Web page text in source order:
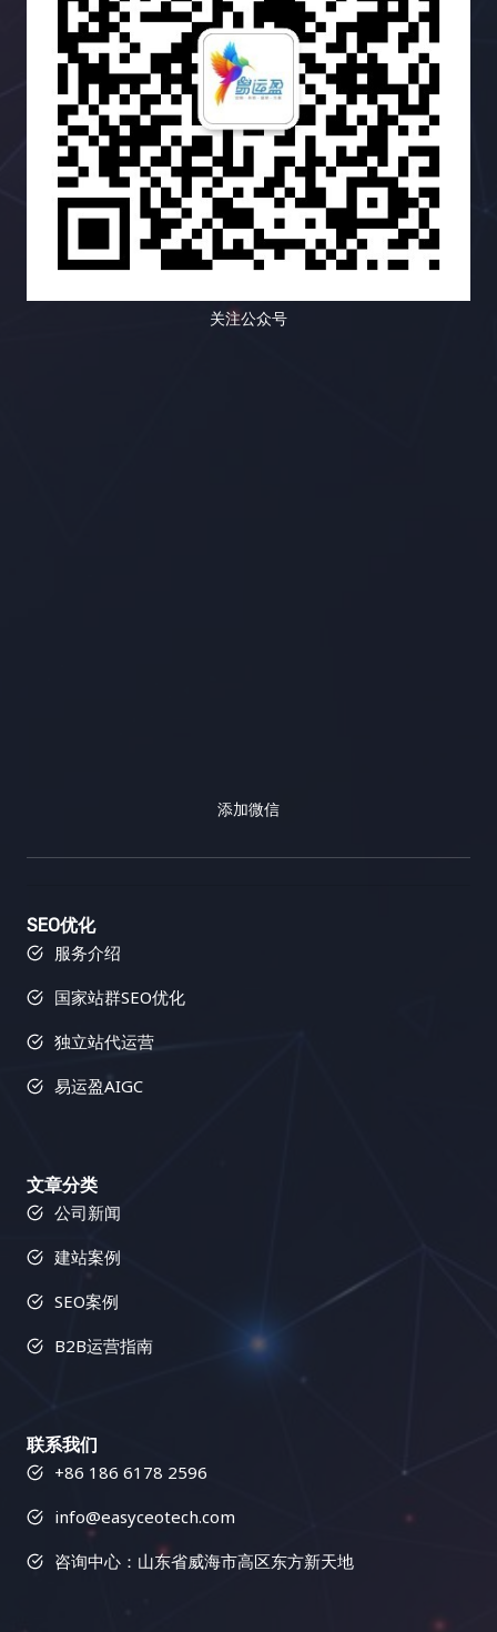
关注公众号
添加微信
SEO优化
服务介绍
国家站群SEO优化
独立站代运营
易运盈AIGC
文章分类
公司新闻
建站案例
SEO案例
B2B运营指南
联系我们
+86 186 6178 2596
info@easyceotech.com
咨询中心：山东省威海市高区东方新天地